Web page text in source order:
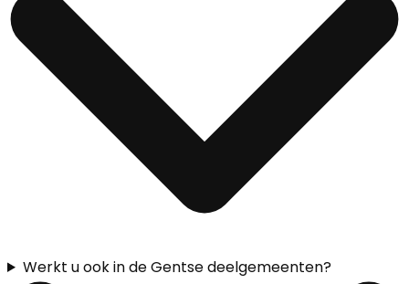
Werkt u ook in de Gentse deelgemeenten?